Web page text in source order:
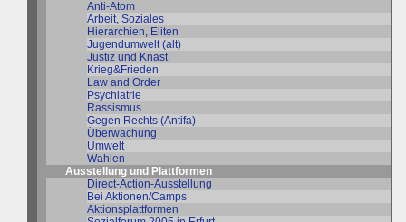
Anti-Atom
Arbeit, Soziales
Hierarchien, Eliten
Jugendumwelt (alt)
Justiz und Knast
Krieg&Frieden
Law and Order
Psychiatrie
Rassismus
Gegen Rechts (Antifa)
Überwachung
Umwelt
Wahlen
Ausstellung und Plattformen
Direct-Action-Ausstellung
Bei Aktionen/Camps
Aktionsplattformen